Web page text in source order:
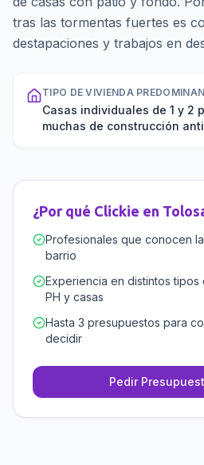
tras las tormentas fuertes es
destapaciones y trabajos en
TIPO DE VIVIENDA
Casas individuales de 1 y 2
muchas de construcción
¿Por qué Clickie en
Profesionales que conocen
barrio
Experiencia en distintos tipos
PH y casas
Hasta 3 presupuestos para
decidir
Pedir